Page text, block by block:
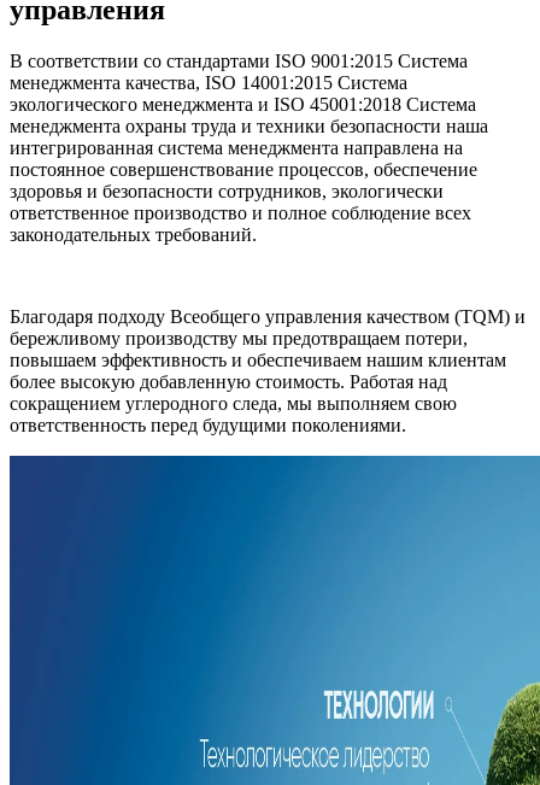
управления
В соответствии со стандартами ISO 9001:2015 Система
менеджмента качества, ISO 14001:2015 Система
экологического менеджмента и ISO 45001:2018 Система
менеджмента охраны труда и техники безопасности наша
интегрированная система менеджмента направлена на
постоянное совершенствование процессов, обеспечение
здоровья и безопасности сотрудников, экологически
ответственное производство и полное соблюдение всех
законодательных требований.
Благодаря подходу Всеобщего управления качеством (TQM) и
бережливому производству мы предотвращаем потери,
повышаем эффективность и обеспечиваем нашим клиентам
более высокую добавленную стоимость. Работая над
сокращением углеродного следа, мы выполняем свою
ответственность перед будущими поколениями.